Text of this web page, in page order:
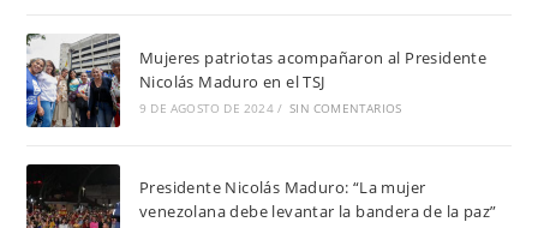
Mujeres patriotas acompañaron al Presidente
Nicolás Maduro en el TSJ
9 DE AGOSTO DE 2024 / SIN COMENTARIOS
Presidente Nicolás Maduro: “La mujer
venezolana debe levantar la bandera de la paz”